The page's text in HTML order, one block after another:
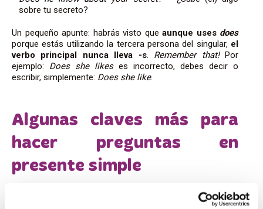
sobre tu secreto?
Un pequeño apunte: habrás visto que aunque uses does
porque estás utilizando la tercera persona del singular, el
verbo principal nunca lleva -s. Remember that!Por
ejemplo: Does she likeses incorrecto, debes decir o
escribir, simplemente: Does she like.
Algunas claves más para
hacer preguntas en
presente simple
Ya has visto las principales claves para hacer preguntas